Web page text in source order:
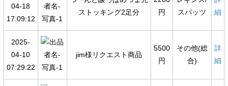
04-18
17:09:12
ストッキング2足分
円
スパッツ
細
2025-
04-10
07:29:22
jim様リクエスト商品
5500
円
その他(総
合)
詳
細